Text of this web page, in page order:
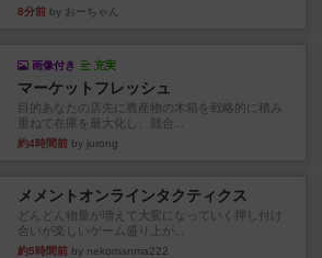
8分前 by おーちゃん
画像付き 充実
マーケットフレッシュ
目的あなたの店先に農産物の木箱を戦略的に積み
重ねて在庫を最大化し、競合...
約4時間前 by jurong
メメントオンラインタクティクス
どんどん物量が増えて大変になっていく押し付け
合いが楽しいゲーム盛り上が...
約5時間前 by nekomanma222